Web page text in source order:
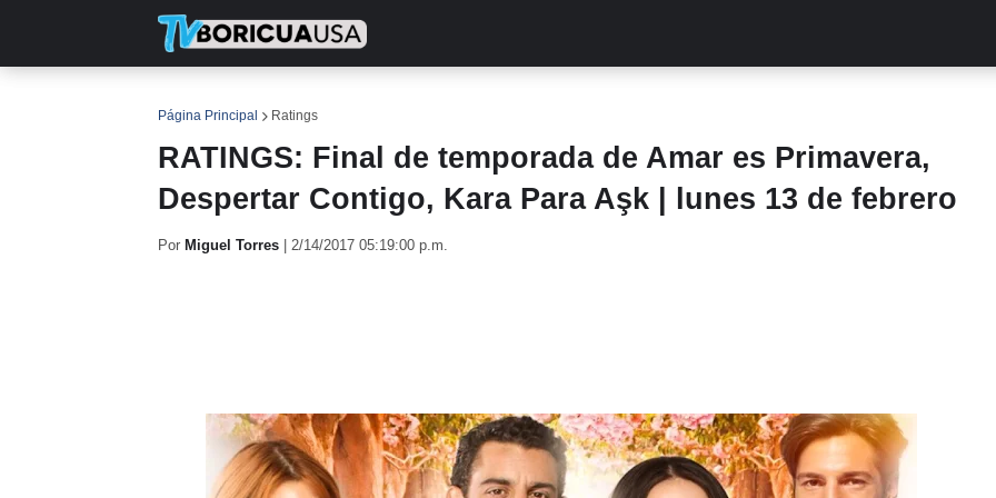
Página Principal Ratings
RATINGS: Final de temporada de Amar es Primavera,
Despertar Contigo, Kara Para Aşk | lunes 13 de febrero
Por Miguel Torres 2/14/2017 05:19:00 p.m.